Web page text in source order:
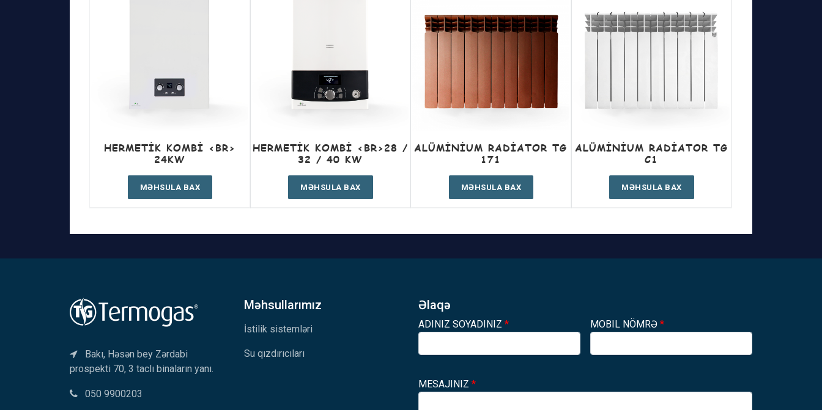
HERMETIK KOMBI <BR>
24KW
MƏHSULA BAX
HERMETIK KOMBI <BR>28 /
32 / 40 KW
MƏHSULA BAX
ALÜMINIUM RADIATOR TG
171
MƏHSULA BAX
ALÜMINIUM RADIATOR TG
C1
MƏHSULA BAX
Bakı, Həsən bey Zərdabi
prospekti 70, 3 taclı binaların yanı.
050 9900203
Məhsullarımız
İstilik sistemləri
Su qızdırıcıları
Əlaqə
ADINIZ SOYADINIZ * MOBIL NÖMRƏ *
MESAJINIZ *